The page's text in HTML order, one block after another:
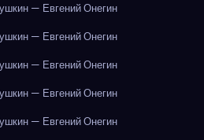
— Евгений Онегин
— Евгений Онегин
— Евгений Онегин
— Евгений Онегин
— Евгений Онегин